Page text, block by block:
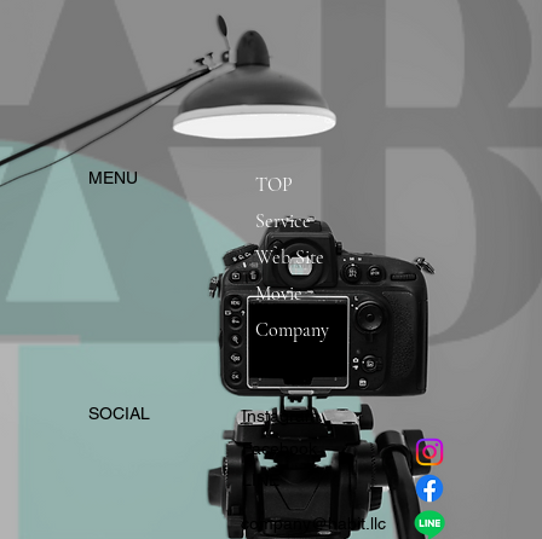
​MENU
TOP
Service
Web Site
Movie
Company
​SOCIAL
Instagram
​Facebook
company＠habit.llc